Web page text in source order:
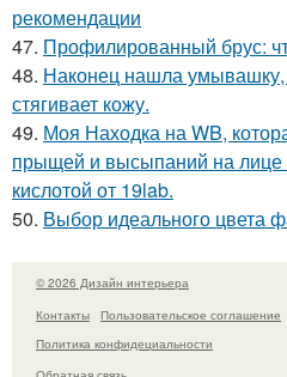
рекомендации
47. Профилированный брус:
48. Наконец нашла умывашку,
стягивает кожу.
49. Моя Находка на WB,
прыщей и высыпаний на лице
кислотой от 19lab.
50. Выбор идеального цвета
© 2026 Дизайн интерьера
Контакты
Пользовательское соглашение
Политика конфидециальности